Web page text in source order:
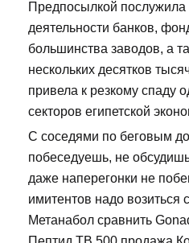
Предпосылкой послужила
деятельности банков,
большинства заводов, а
нескольких десятков
привела к резкому спаду
секторов египетской
С соседями по беговым
побеседуешь, не
даже наперегонки не
имитентов надо возиться
Метанабол сравнить